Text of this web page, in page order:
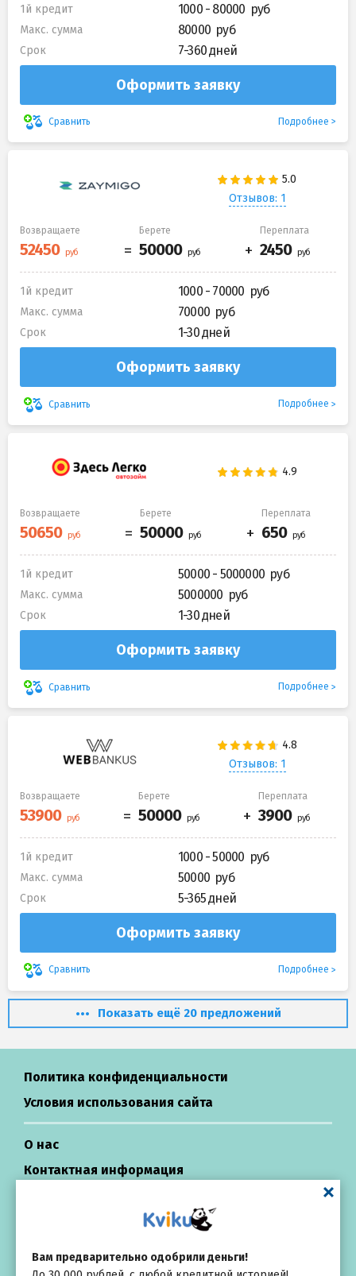
1й кредит 1000 - 80000
Макс. сумма 80000
Срок 7-360 дней
Оформить заявку
Сравнить Подробнее
Отзывов: 1
Возвращаете Берете Переплата
1й кредит 1000 - 70000
Макс. сумма 70000
Срок 1-30 дней
Оформить заявку
Сравнить Подробнее
Возвращаете Берете Переплата
1й кредит 50000 - 5000000
Макс. сумма 5000000
Срок 1-30 дней
Оформить заявку
Сравнить Подробнее
Отзывов: 1
Возвращаете Берете Переплата
1й кредит 1000 - 50000
Макс. сумма 50000
Срок 5-365 дней
Оформить заявку
Сравнить Подробнее
Вам предварительно одобрили деньги!
Показать ещё 20 предложений
Политика конфиденциальности
Условия использования сайта
О нас
Контактная информация
Займы в России